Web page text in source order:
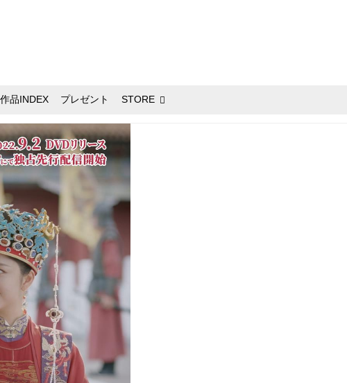
作品INDEX プレゼント STORE